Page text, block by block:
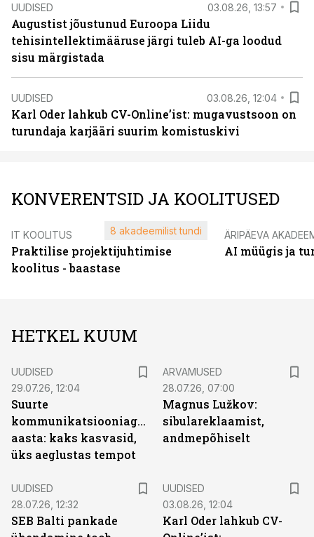
UUDISED 03.08.26, 13:57
Augustist jõustunud Euroopa Liidu
tehisintellektimääruse järgi tuleb AI-ga loodud
sisu märgistada
UUDISED 03.08.26, 12:04
Karl Oder lahkub CV-Online’ist: mugavustsoon on
turundaja karjääri suurim komistuskivi
KONVERENTSID JA KOOLITUSED
IT KOOLITUS
Praktilise projektijuhtimise
koolitus - baastase
8 akadeemilist tundi ÄRIPÄEVA
AI müügis ja
HETKEL KUUM
UUDISED
29.07.26, 12:04
Suurte
kommunikatsiooniagentuuride
aasta: kaks kasvasid,
üks aeglustas tempot
ARVAMUSED
28.07.26, 07:00
Magnus Lužkov:
sibulareklaamist,
andmepõhiselt
UUDISED
28.07.26, 12:32
SEB Balti pankade
UUDISED
03.08.26, 12:04
Karl Oder lahkub CV-